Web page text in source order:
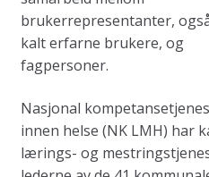
brukerrepresentanter,
kalt erfarne brukere, og
fagpersoner.
Nasjonal
innen helse (NK LMH) har
lærings- og